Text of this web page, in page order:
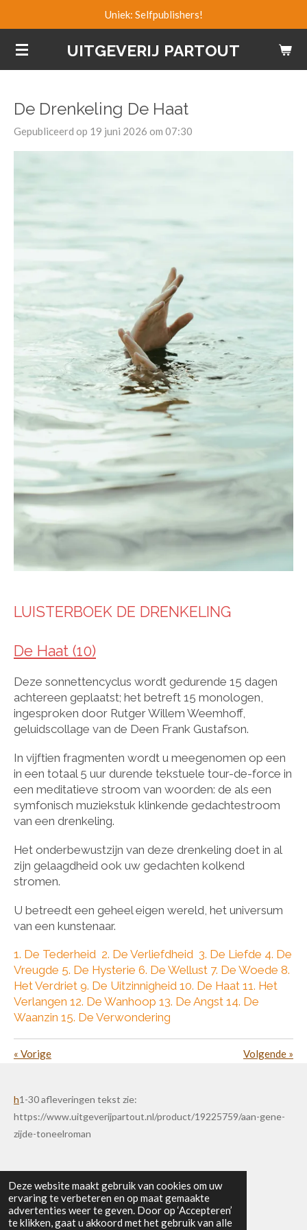
Deze website maakt gebruik van cookies om uw
ervaring te verbeteren en op maat gemaakte
advertenties weer te geven. Door op ‘Accepteren’
te klikken, gaat u akkoord met het gebruik van alle
naar
de
UITGEVERIJ PARTOUT
Uniek: Selfpublishers!
De Drenkeling De Haat
Gepubliceerd op 19 juni 2026 om 07:30
LUISTERBOEK DE DRENKELING
De Haat (10)
Deze sonnettencyclus wordt gedurende 15 dagen
achtereen geplaatst; het betreft 15 monologen,
ingesproken door Rutger Willem Weemhoff,
geluidscollage van de Deen Frank Gustafson.
In vijftien fragmenten wordt u meegenomen op een
in een totaal 5 uur durende tekstuele tour-de-force in
een meditatieve stroom van woorden: de als een
symfonisch muziekstuk klinkende gedachtestroom
van een drenkeling.
Het onderbewustzijn van deze drenkeling doet in al
zijn gelaagdheid ook uw gedachten kolkend
stromen.
U betreedt een geheel eigen wereld, het universum
van een kunstenaar.
1. De Tederheid 2. De Verliefdheid 3. De Liefde 4. De
Vreugde 5. De Hysterie 6. De Wellust 7. De Woede 8.
Het Verdriet 9. De Uitzinnigheid 10. De Haat 11. Het
Verlangen 12. De Wanhoop 13. De Angst 14. De
Waanzin 15. De Verwondering
« Vorige Volgende »
h1-30 afleveringen tekst zie:
https://www.uitgeverijpartout.nl/product/19225759/aan-gene-
zijde-toneelroman